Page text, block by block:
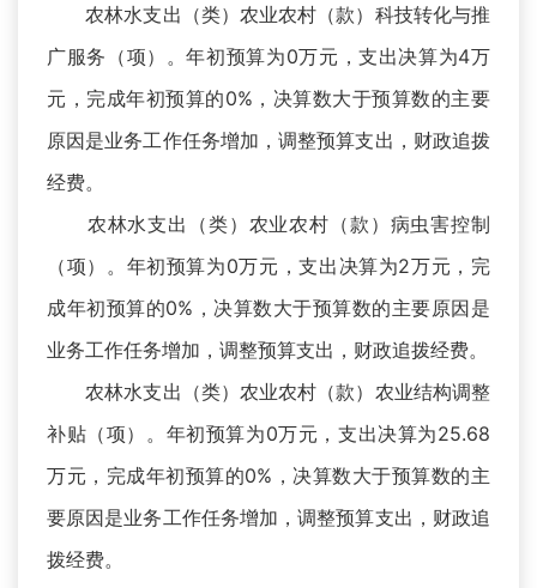
农林水支出（类）农业农村（款）科技转化与推
广服务（项）。年初预算为0万元，支出决算为4万
元，完成年初预算的0%，决算数大于预算数的主要
原因是业务工作任务增加，调整预算支出，财政追拨
经费。
农林水支出（类）农业农村（款）病虫害控制
（项）。年初预算为0万元，支出决算为2万元，完
成年初预算的0%，决算数大于预算数的主要原因是
业务工作任务增加，调整预算支出，财政追拨经费。
农林水支出（类）农业农村（款）农业结构调整
补贴（项）。年初预算为0万元，支出决算为25.68
万元，完成年初预算的0%，决算数大于预算数的主
要原因是业务工作任务增加，调整预算支出，财政追
拨经费。